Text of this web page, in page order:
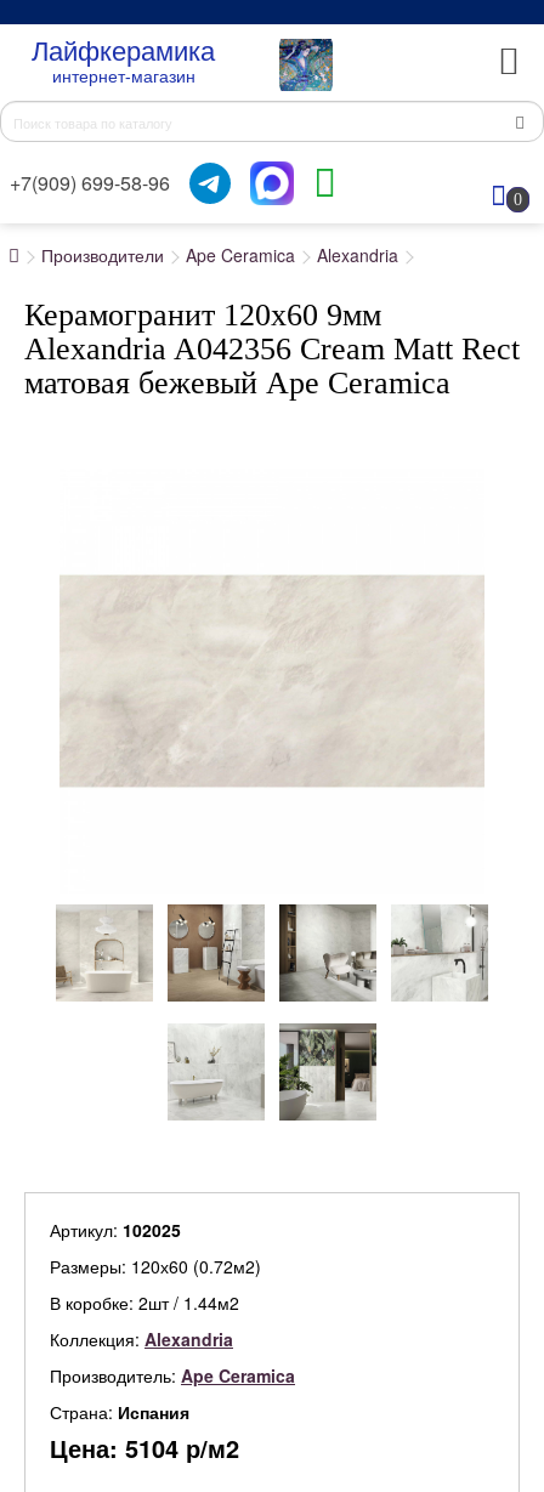
Лайфкерамика
интернет-магазин
+7(909) 699-58-96
0
Производители Ape Ceramica Alexandria
Керамогранит 120x60 9мм
Alexandria A042356 Cream Matt Rect
матовая бежевый Ape Ceramica
Артикул: 102025
Размеры: 120х60 (0.72м2)
В коробке: 2шт / 1.44м2
Коллекция: Alexandria
Производитель: Ape Ceramica
Страна: Испания
Цена: 5104 р/м2